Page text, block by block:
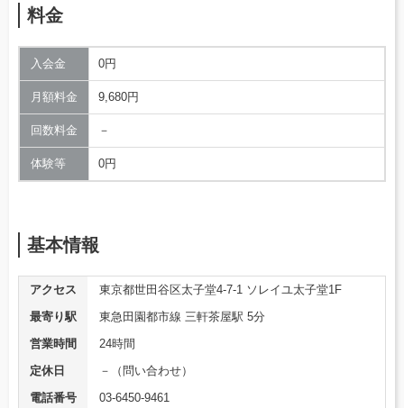
料金
入会金 0円
月額料金 9,680円
回数料金 －
体験等 0円
基本情報
アクセス
東京都世田谷区太子堂4-7-1 ソレイユ太子堂1F
最寄り駅
東急田園都市線 三軒茶屋駅 5分
営業時間
24時間
定休日
－（問い合わせ）
電話番号
03-6450-9461